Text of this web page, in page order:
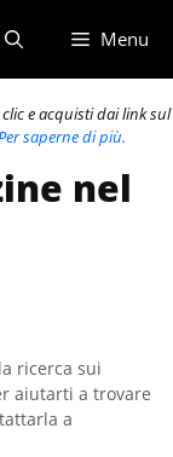
Menu
e acquisti dai link sul
saperne di più.
nel
ricerca sui
aiutarti a trovare
a